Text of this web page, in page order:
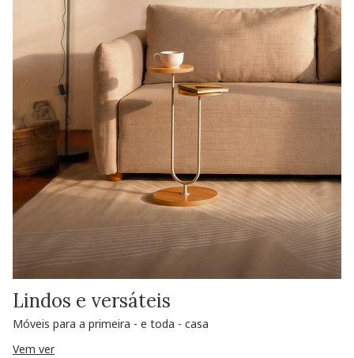
Lindos e versáteis
Móveis para a primeira - e toda - casa
Vem ver